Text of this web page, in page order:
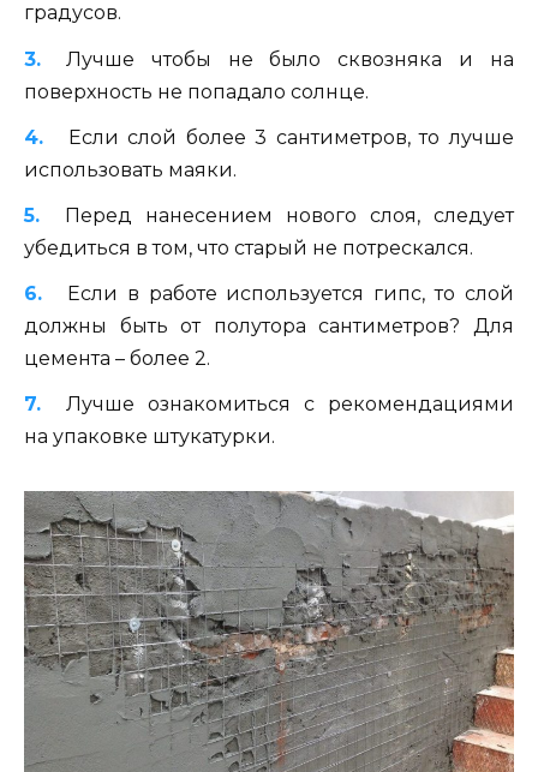
градусов.
Лучше чтобы не было сквозняка и на
поверхность не попадало солнце.
Если слой более 3 сантиметров, то лучше
использовать маяки.
Перед нанесением нового слоя, следует
убедиться в том, что старый не потрескался.
Если в работе используется гипс, то слой
должны быть от полутора сантиметров? Для
цемента – более 2.
Лучше ознакомиться с рекомендациями
на упаковке штукатурки.